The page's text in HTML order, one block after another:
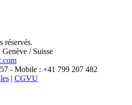
X
réservés.
/ Suisse
- Mobile : +41 799 207 482
| CGVU